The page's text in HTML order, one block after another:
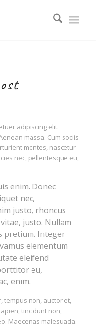
adipiscing elit.
massa. Cum sociis
montes, nascetur
nec, pellentesque eu,
enim. Donec
nec,
justo, rhoncus
justo. Nullam
pretium. Integer
elementum
eleifend
eu,
enim.
tempus non, auctor et,
tincidunt non,
Maecenas malesuada.